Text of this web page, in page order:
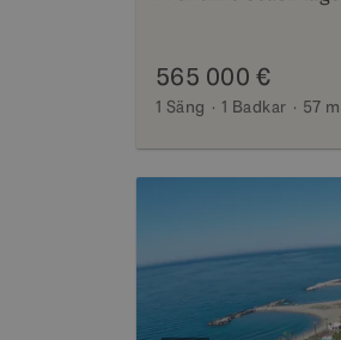
565 000 €
1 Säng 1 Badkar 57